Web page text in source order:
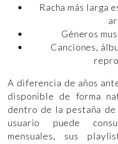
Racha más larga
Géneros
Canciones,
A diferencia de años
disponible de forma
dentro de la pestaña de
usuario puede
mensuales, sus